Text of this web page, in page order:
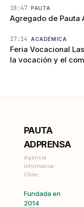
18:47 PAUTA
Agregado de Pauta
17:14 ACADÉMICA
Feria Vocacional
la vocación y el
PAUTA
ADPRENSA
Agencia
informativa ·
Chile
Fundada en
2014